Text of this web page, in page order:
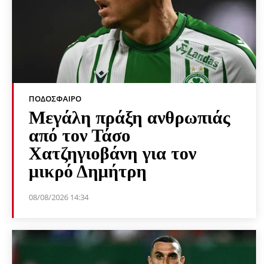
ΠΟΔΌΣΦΑΙΡΟ
Μεγάλη πράξη ανθρωπιάς
από τον Τάσο
Χατζηγιοβάνη για τον
μικρό Δημήτρη
08/08/2026 14:34